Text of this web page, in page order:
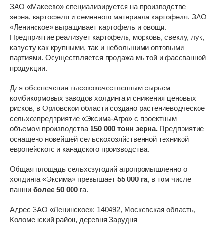
ЗАО «Макеево» специализируется на производстве
зерна, картофеля и семенного материала картофеля. ЗАО
«Ленинское» выращивает картофель и овощи.
Предприятие реализует картофель, морковь, свеклу, лук,
капусту как крупными, так и небольшими оптовыми
партиями. Осуществляется продажа мытой и фасованной
продукции.
Для обеспечения высококачественным сырьем
комбикормовых заводов холдинга и снижения ценовых
рисков, в Орловской области создано растениеводческое
сельхозпредприятие «Эксима-Агро» с проектным
объемом производства 150 000 тонн зерна. Предприятие
оснащено новейшей сельскохозяйственной техникой
европейского и канадского производства.
Общая площадь сельхозугодий агропромышленного
холдинга «Эксима» превышает 55 000 га, в том числе
пашни более 50 000 га.
Адрес ЗАО «Ленинское»: 140492, Московская область,
Коломенский район, деревня Зарудня